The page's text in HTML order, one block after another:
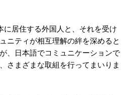
に居住する外国人と、それを受け
ニティが相互理解の絆を深めると
、日本語でコミュニケーションで
さまざまな取組を行ってまいりま